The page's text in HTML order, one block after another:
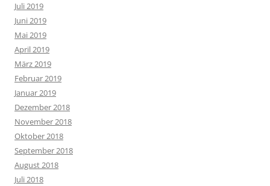
Juli 2019
Juni 2019
Mai 2019
April 2019
März 2019
Februar 2019
Januar 2019
Dezember 2018
November 2018
Oktober 2018
September 2018
August 2018
Juli 2018